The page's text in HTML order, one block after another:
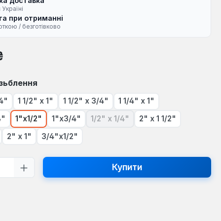
при отриманні
/ безготівково
1 1/2" х 1" 1 1/2" х 3/4"
1 1/4" х 1"
1"х1/2" 1"х3/4" 1/2" х 1/4"(Ця опція наразі недоступна.)
2" х 1 1/2"
2" х 1" 3/4"х1/2"
товару: Введіть потрібну
Купити